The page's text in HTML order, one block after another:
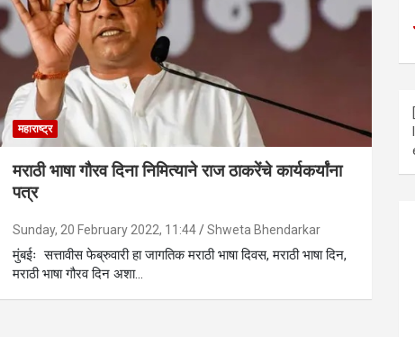
महाराष्ट्र
मराठी भाषा गौरव दिना निमित्याने राज ठाकरेंचे कार्यकर्यांना
पत्र
Sunday, 20 February 2022, 11:44 Shweta Bhendarkar
मुंबईः सत्तावीस फेब्रुवारी हा जागतिक मराठी भाषा दिवस, मराठी भाषा दिन,
मराठी भाषा गौरव दिन अशा…